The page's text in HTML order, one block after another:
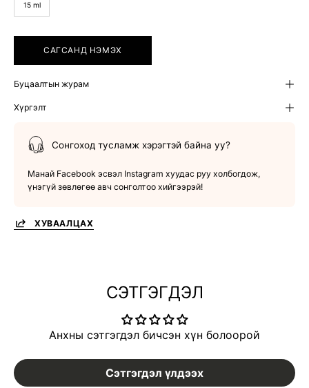
15 ml
САГСАНД НЭМЭХ
Буцаалтын журам
Хүргэлт
Сонгоход тусламж хэрэгтэй байна уу?
Манай Facebook эсвэл Instagram хуудас руу холбогдож,
үнэгүй зөвлөгөө авч сонголтоо хийгээрэй!
ХУВААЛЦАХ
СЭТГЭГДЭЛ
Анхны сэтгэгдэл бичсэн хүн болоорой
Сэтгэгдэл үлдээх